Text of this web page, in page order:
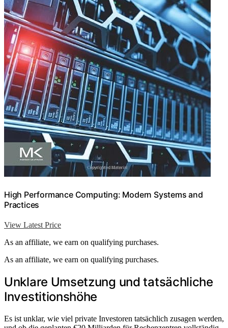
High Performance Computing: Modern Systems and
Practices
View Latest Price
As an affiliate, we earn on qualifying purchases.
As an affiliate, we earn on qualifying purchases.
Unklare Umsetzung und tatsächliche
Investitionshöhe
Es ist unklar, wie viel private Investoren tatsächlich zusagen werden,